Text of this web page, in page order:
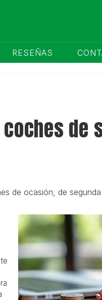
RESEÑAS
de
de ocasión, de